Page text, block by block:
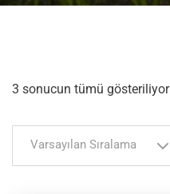
3 sonucun tümü gösteriliyor
Varsayılan Sıralama